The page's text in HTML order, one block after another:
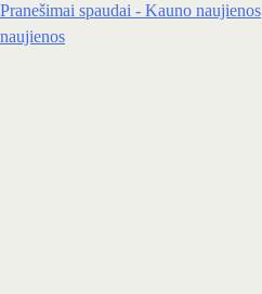
Pranešimai spaudai - Kauno naujienos
naujienos